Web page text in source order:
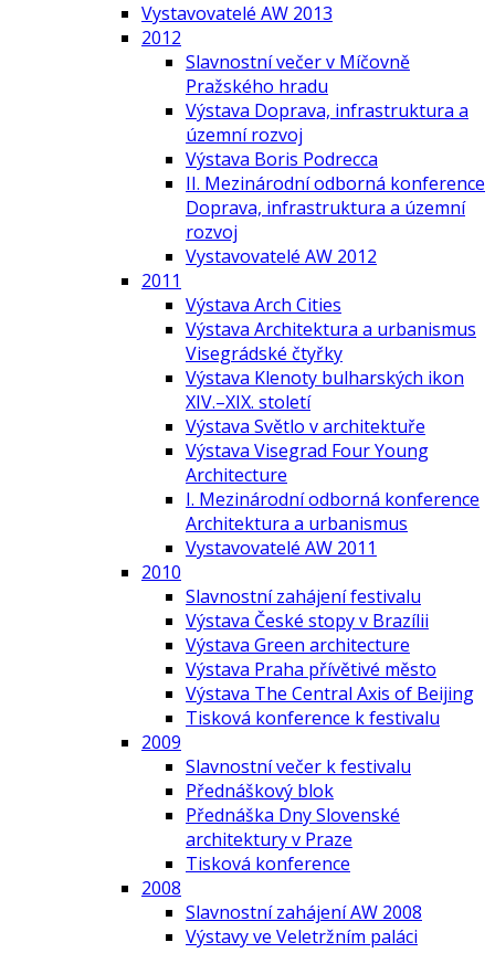
Vystavovatelé AW 2013
2012
Slavnostní večer v Míčovně
Pražského hradu
Výstava Doprava, infrastruktura a
územní rozvoj
Výstava Boris Podrecca
II. Mezinárodní odborná konference
Doprava, infrastruktura a územní
rozvoj
Vystavovatelé AW 2012
2011
Výstava Arch Cities
Výstava Architektura a urbanismus
Visegrádské čtyřky
Výstava Klenoty bulharských ikon
XIV.–XIX. století
Výstava Světlo v architektuře
Výstava Visegrad Four Young
Architecture
I. Mezinárodní odborná konference
Architektura a urbanismus
Vystavovatelé AW 2011
2010
Slavnostní zahájení festivalu
Výstava České stopy v Brazílii
Výstava Green architecture
Výstava Praha přívětivé město
Výstava The Central Axis of Beijing
Tisková konference k festivalu
2009
Slavnostní večer k festivalu
Přednáškový blok
Přednáška Dny Slovenské
architektury v Praze
Tisková konference
2008
Slavnostní zahájení AW 2008
Výstavy ve Veletržním paláci